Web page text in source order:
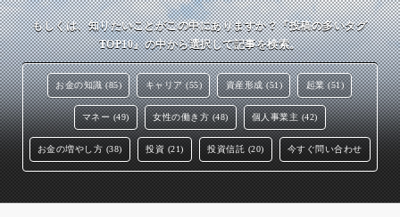
もしくは、知りたいことがこの中にありますか？『投稿の多いタグ
TOP10』の中から選択して記事を検索。
お金の知識 (85) キャリア (55) 資産形成 (51) 起業 (51)
マネー (49) 女性の働き方 (48) 個人事業主 (42)
お金の増やし方 (38) 投資 (21) 投資信託 (20) 今すぐ問い合わせ